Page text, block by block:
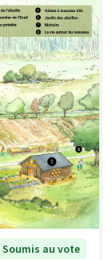
Soumis au vote